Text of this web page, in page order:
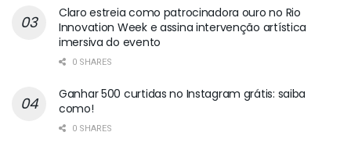
Claro estreia como patrocinadora ouro no Rio
Innovation Week e assina intervenção artística
imersiva do evento
0 SHARES
Ganhar 500 curtidas no Instagram grátis: saiba
como!
0 SHARES